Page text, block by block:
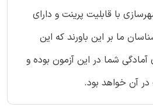
با قابلیت پرینت و دارای
ما بر این باورند که این
شما در این آزمون بوده و
آن خواهد بود.